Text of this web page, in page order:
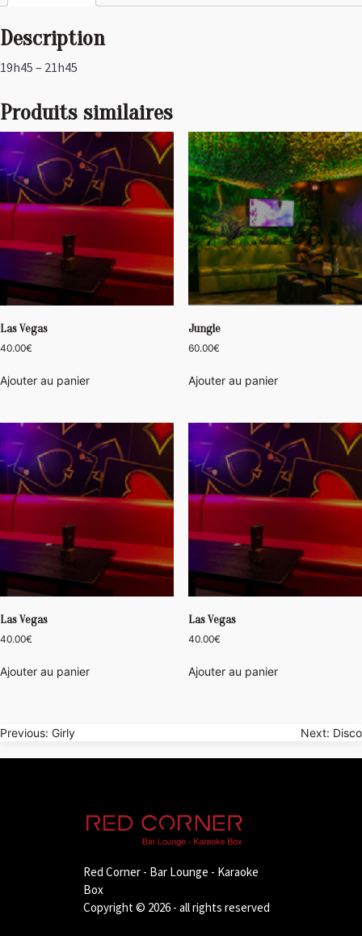
Description
19h45 – 21h45
Produits similaires
Las Vegas
40.00€
Ajouter au panier
Jungle
60.00€
Ajouter au panier
Las Vegas
40.00€
Ajouter au panier
Las Vegas
40.00€
Ajouter au panier
Navigation
de
Previous: Girly Next: Disco
Red Corner - Bar Lounge - Karaoke
Box
Copyright © 2026 - all rights reserved